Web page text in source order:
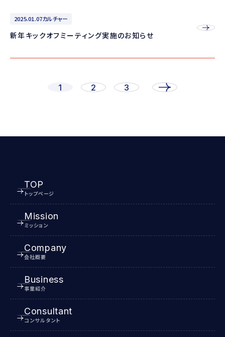
2025.01.07カルチャー
新年キックオフミーティング実施のお知らせ
1 2 3
TOP
トップページ
Mission
ミッション
Company
会社概要
Business
事業紹介
Consultant
コンサルタント